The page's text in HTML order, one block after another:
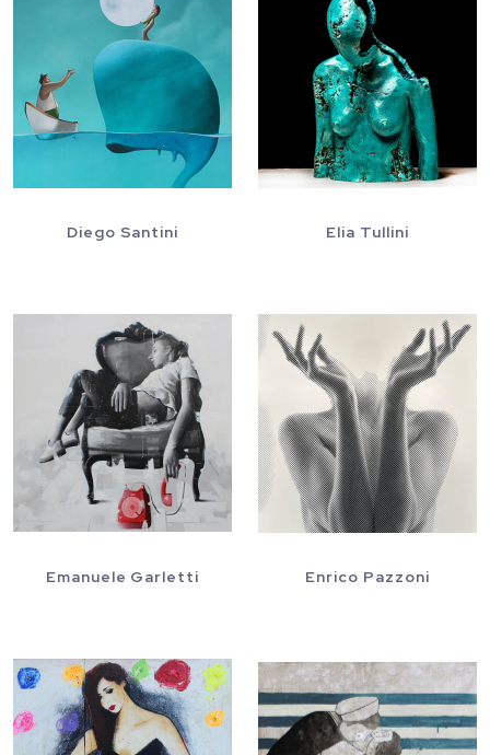
Diego Santini Elia Tullini
Emanuele Garletti Enrico Pazzoni